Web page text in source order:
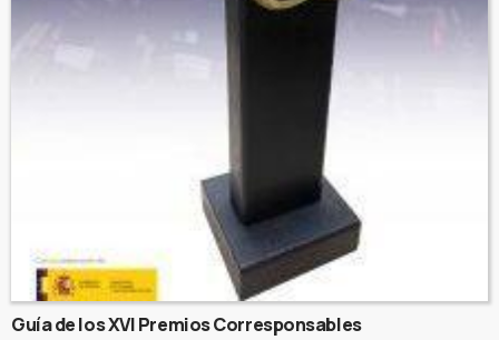
Guía de los XVI Premios Corresponsables